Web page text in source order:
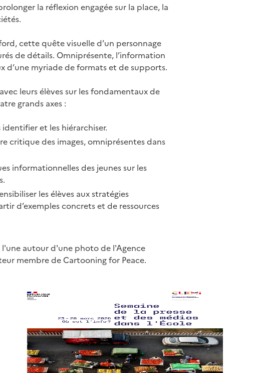
la réflexion engagée sur la place, la
cette quête visuelle d’un personnage
de détails. Omniprésente, l’information
d’une myriade de formats et de supports.
leurs élèves sur les fondamentaux de
grands axes :
et les hiérarchiser.
critique des images, omniprésentes dans
informationnelles des jeunes sur les
les élèves aux stratégies
d’exemples concrets et de ressources
l'une autour d'une photo de l'Agence
membre de Cartooning for Peace.